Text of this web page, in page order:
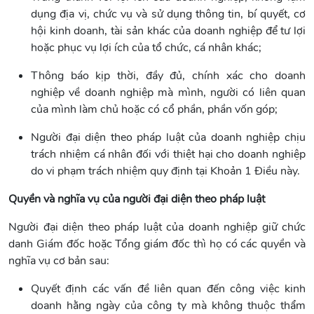
dụng địa vị, chức vụ và sử dụng thông tin, bí quyết, cơ
hội kinh doanh, tài sản khác của doanh nghiệp để tư lợi
hoặc phục vụ lợi ích của tổ chức, cá nhân khác;
Thông báo kịp thời, đầy đủ, chính xác cho doanh
nghiệp về doanh nghiệp mà mình, người có liên quan
của mình làm chủ hoặc có cổ phần, phần vốn góp;
Người đại diện theo pháp luật của doanh nghiệp chịu
trách nhiệm cá nhân đối với thiệt hại cho doanh nghiệp
do vi phạm trách nhiệm quy định tại Khoản 1 Điều này.
Quyền và nghĩa vụ của người đại diện theo pháp luật
Người đại diện theo pháp luật của doanh nghiệp giữ chức
danh Giám đốc hoặc Tổng giám đốc thì họ có các quyền và
nghĩa vụ cơ bản sau:
Quyết định các vấn đề liên quan đến công việc kinh
doanh hằng ngày của công ty mà không thuộc thẩm